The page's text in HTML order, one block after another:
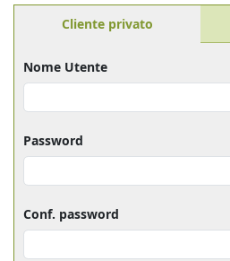
Cliente privato
Nome Utente
Password
Conf. password